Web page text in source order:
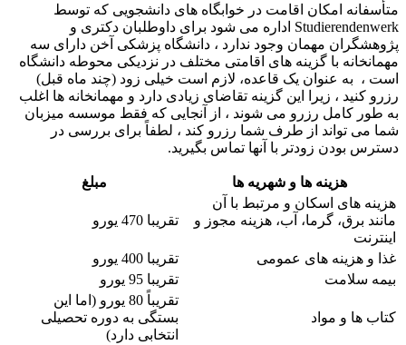
متأسفانه امکان اقامت در خوابگاه های دانشجویی که توسط
Studierendenwerk اداره می شود برای داوطلبان دکتری و
پژوهشگران مهمان وجود ندارد ، دانشگاه پزشکی آخن دارای سه
مهمانخانه با گزینه های اقامتی مختلف در نزدیکی محوطه دانشگاه
است ، به عنوان یک قاعده، لازم است خیلی زود (چند ماه قبل)
رزرو کنید ، زیرا این گزینه تقاضای زیادی دارد و مهمانخانه ها اغلب
به طور کامل رزرو می شوند ، از آنجایی که فقط موسسه میزبان
شما می تواند از طرف شما رزرو کند ، لطفاً برای بررسی در
دسترس بودن زودتر با آنها تماس بگیرید.
هزینه ها و شهریه ها
مبلغ
هزینه های اسکان و مرتبط با آن
مانند برق، گرما، آب، هزینه مجوز و
اینترنت
تقریبا 470 یورو
غذا و هزینه های عمومی
تقریبا 400 یورو
بیمه سلامت
تقریبا 95 یورو
کتاب ها و مواد
تقریباً 80 یورو (اما این
بستگی به دوره تحصیلی
انتخابی دارد)